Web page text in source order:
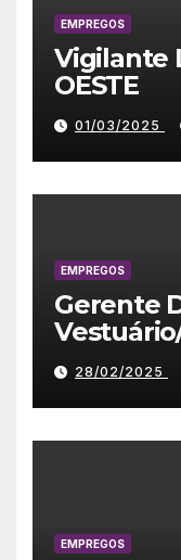
EMPREGOS
Vigilante
OESTE
01/03/2025
EMPREGOS
Gerente
28/02/2025
EMPREGOS